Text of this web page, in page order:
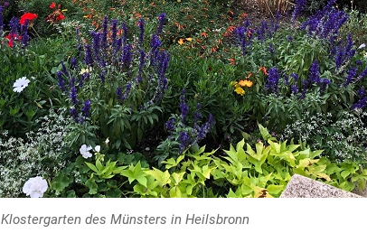
Klostergarten des Münsters in Heilsbronn